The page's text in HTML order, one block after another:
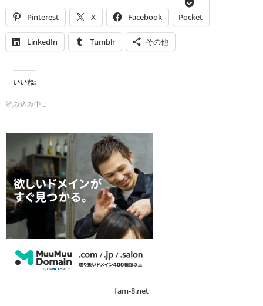
Pinterest X Facebook Pocket
LinkedIn Tumblr その他
いいね:
読み込み中…
fam-8.net